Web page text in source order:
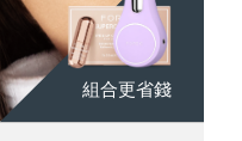
組合更省錢
組合更省錢